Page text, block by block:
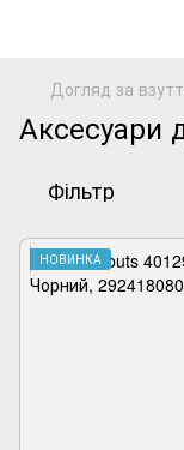
Догляд за
Аксесуари
Фільтр
НОВИНКА